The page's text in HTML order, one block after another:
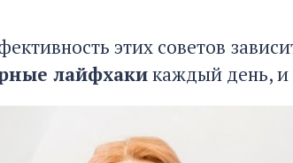
этих советов
лайфхакикаждый день, и